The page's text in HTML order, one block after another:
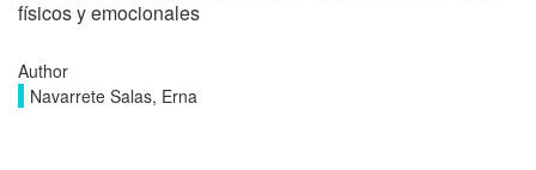
físicos y emocionales
Author
Navarrete Salas, Erna